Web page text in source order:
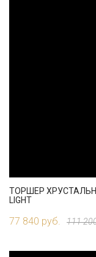
ТОРШЕР
LIGHT
77 840 руб. 111